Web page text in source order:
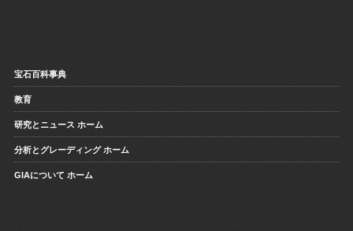
宝石百科事典
教育
研究とニュース ホーム
分析とグレーディング ホーム
GIAについて ホーム